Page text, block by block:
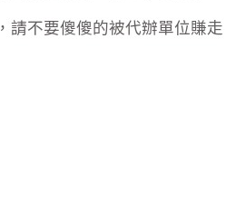
請不要傻傻的被代辦單位賺走